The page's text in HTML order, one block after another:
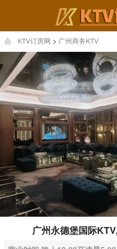
KTV订房网 > 广州商务KTV
广州永德堡国际